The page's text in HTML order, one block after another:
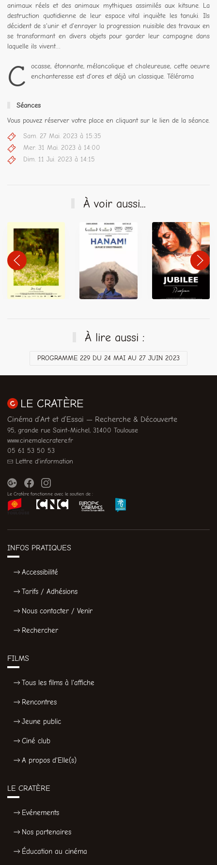
animaux réels et des animaux mythiques assimilés aux kitsune. La
destruction quotidienne de leur espace vital inquiète les tanuki. Ils
décident de s'unir et d'enrayer la progression nuisible des travaux en
se transformant en divers objets pour garder leur campagne dans
laquelle ils vivent…
C
ocasse, étonnante, mélancolique et chaleureuse, cette oeuvre
enchanteresse est d'ores et déjà un classique. Télérama
Séances
Vous pouvez réserver votre place en cliquant sur le lien de la séance.
Sam. 27 Mai. 2023 à 15:35
Mer. 31 Mai. 2023 à 14:00
Dim. 11 Jui. 2023 à 14:15
À voir aussi...
À lire aussi :
PROGRAMME 229 DU 24 MAI AU 27 JUIN 2023
LE CRATÈRE
Cinéma d’Art et d’Essai — Recherche & Découverte
95, grande rue Saint-Michel, 31400 Toulouse
www.cinemalecratere.fr
05 61 53 50 53
Lettre d'information
Le Cratère fonctionne avec le soutien de :
INFOS PRATIQUES
Accessibilité
Tarifs / Adhésions
Nous contacter / Venir
Rechercher
FILMS
Tous les films à l'affiche
Rencontres
Jeune public
Ciné club
A propos d'Elle(s)
LE CRATÈRE
Evénements
Nos partenaires
Éducation au cinéma